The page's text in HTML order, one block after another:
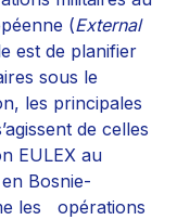
(External
est de planifier
sous le
les principales
de celles
EULEX au
Bosnie-
les opérations